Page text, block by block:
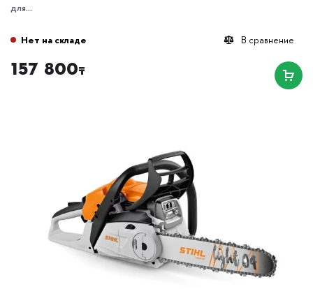
для...
В сравнение
Нет на складе
157 800₸